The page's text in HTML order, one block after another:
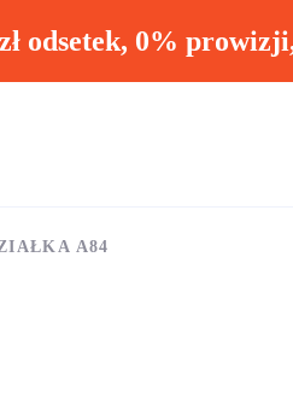
odsetek, 0%
A84